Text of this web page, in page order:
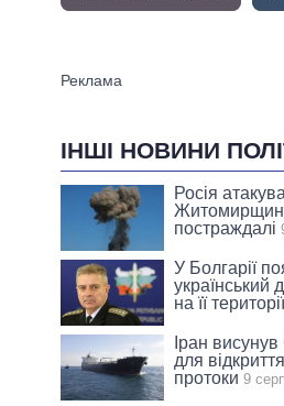
ІНШІ НОВИНИ
Росія
постраждалі
У Болгарії
український
на її
Іран
для
протоки 9